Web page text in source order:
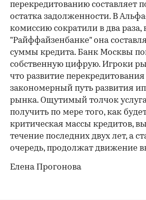
перекредитованию составляет
остатка задолженности. В
комиссию сократили в два раза,
"Райффайзенбанке" она
суммы кредита. Банк Москвы
собственную цифрую. Игроки
что развитие
закономерный путь развития
рынка. Ощутимый толчок
получить по мере того, как
критическая массы кредитов,
течение последних двух лет, а
очередь, продолжат движение
Елена Прогонова